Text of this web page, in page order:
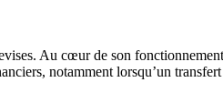
Au cœur de son
notamment lorsqu’un